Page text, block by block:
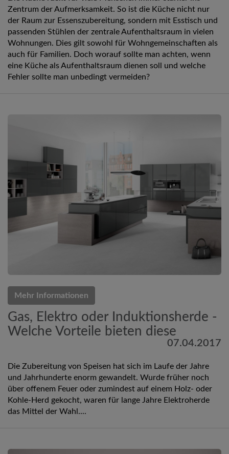
Zentrum der Aufmerksamkeit. So ist die Küche nicht nur
der Raum zur Essenszubereitung, sondern mit Esstisch und
passenden Stühlen der zentrale Aufenthaltsraum in vielen
Wohnungen. Dies gilt sowohl für Wohngemeinschaften als
auch für Familien. Doch worauf sollte man achten, wenn
eine Küche als Aufenthaltsraum dienen soll und welche
Fehler sollte man unbedingt vermeiden?
Mehr Informationen
Gas, Elektro oder Induktionsherde -
Welche Vorteile bieten diese
07.04.2017
Die Zubereitung von Speisen hat sich im Laufe der Jahre
und Jahrhunderte enorm gewandelt. Wurde früher noch
über offenem Feuer oder zumindest auf einem Holz- oder
Kohle-Herd gekocht, waren für lange Jahre Elektroherde
das Mittel der Wahl....